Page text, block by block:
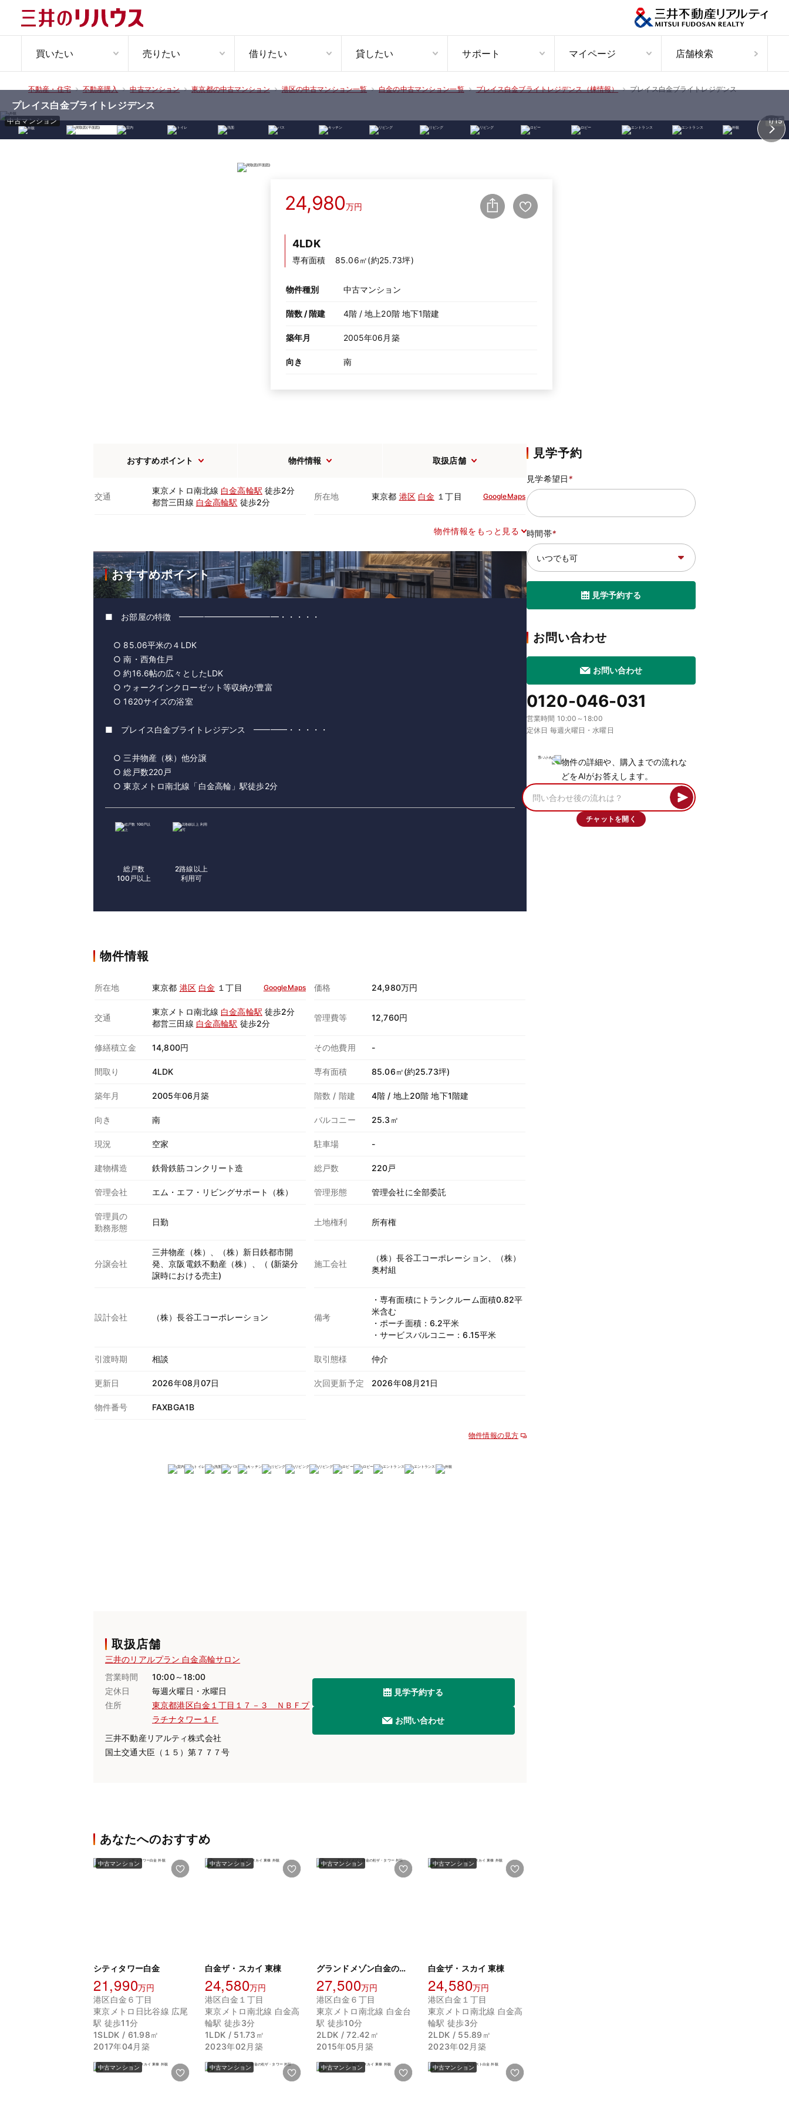
買いたい 売りたい 借りたい 貸したい サポート マイページ 店舗検索
不動産・住宅 不動産購入 中古マンション 東京都の中古マンション 港区の中古マンション一覧 白金の中古マンション一覧 プレイス白金ブライトレジデンス（棟情報） プレイス白金ブライトレジデンス
中古マンション 1/15
プレイス白金ブライトレジデンス
24,980万円
4LDK
専有面積 85.06㎡(約25.73坪)
物件種別 中古マンション
階数 / 階建 4階 / 地上20階 地下1階建
築年月 2005年06月築
向き 南
おすすめポイント 物件情報 取扱店舗
交通
東京メトロ南北線 白金高輪駅 徒歩2分
都営三田線 白金高輪駅 徒歩2分
所在地 東京都 港区 白金 １丁目 GoogleMaps
物件情報をもっと見る
おすすめポイント
■ お部屋の特徴 ━━━━━━━━━━━━・・・・・
○ 85.06平米の４LDK
○ 南・西角住戸
○ 約16.6帖の広々としたLDK
○ ウォークインクローゼット等収納が豊富
○ 1620サイズの浴室
■ プレイス白金ブライトレジデンス ━━━━・・・・・
○ 三井物産（株）他分譲
○ 総戸数220戸
○ 東京メトロ南北線「白金高輪」駅徒歩2分
総戸数
100戸以上
2路線以上
利用可
物件情報
所在地 東京都 港区 白金 １丁目 GoogleMaps 価格 24,980万円
交通
東京メトロ南北線 白金高輪駅 徒歩2分
都営三田線 白金高輪駅 徒歩2分
管理費等 12,760円
修繕積立金 14,800円 その他費用 -
間取り 4LDK 専有面積 85.06㎡(約25.73坪)
築年月 2005年06月築 階数 / 階建 4階 / 地上20階 地下1階建
向き 南 バルコニー 25.3㎡
現況 空家 駐車場 -
建物構造 鉄骨鉄筋コンクリート造 総戸数 220戸
管理会社 エム・エフ・リビングサポート（株） 管理形態 管理会社に全部委託
管理員の
勤務形態
日勤 土地権利 所有権
分譲会社
三井物産（株）、（株）新日鉄都市開
発、京阪電鉄不動産（株）、（ (新築分
譲時における売主)
施工会社
（株）長谷工コーポレーション、（株）
奥村組
設計会社 （株）長谷工コーポレーション 備考
・専有面積にトランクルーム面積0.82平
米含む
・ポーチ面積：6.2平米
・サービスバルコニー：6.15平米
引渡時期 相談 取引態様 仲介
更新日 2026年08月07日 次回更新予定 2026年08月21日
物件番号 FAXBGA1B
物件情報の見方
取扱店舗
三井のリアルプラン 白金高輪サロン
営業時間
10:00～18:00
定休日
毎週火曜日・水曜日
住所
東京都港区白金１丁目１７－３ ＮＢＦプ
ラチナタワー１Ｆ
三井不動産リアルティ株式会社
国土交通大臣（１５）第７７７号
見学予約する
お問い合わせ
あなたへのおすすめ
中古マンション
シティタワー白金
21,990万円
港区白金６丁目
東京メトロ日比谷線 広尾
駅 徒歩11分
1SLDK / 61.98㎡
2017年04月築
中古マンション
白金ザ・スカイ 東棟
24,580万円
港区白金１丁目
東京メトロ南北線 白金高
輪駅 徒歩3分
1LDK / 51.73㎡
2023年02月築
中古マンション
グランドメゾン白金の杜ザ・タワー
27,500万円
港区白金６丁目
東京メトロ南北線 白金台
駅 徒歩10分
2LDK / 72.42㎡
2015年05月築
中古マンション
白金ザ・スカイ 東棟
24,580万円
港区白金１丁目
東京メトロ南北線 白金高
輪駅 徒歩3分
2LDK / 55.89㎡
2023年02月築
中古マンション 中古マンション 中古マンション 中古マンション
見学予約
見学希望日*
時間帯*
見学予約する
お問い合わせ
お問い合わせ
0120-046-031
営業時間 10:00～18:00
定休日 毎週火曜日・水曜日
物件の詳細や、購入までの流れな
どをAIがお答えします。
チャットを開く